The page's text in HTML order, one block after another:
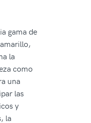
gama de
la
como
una
las
y
la